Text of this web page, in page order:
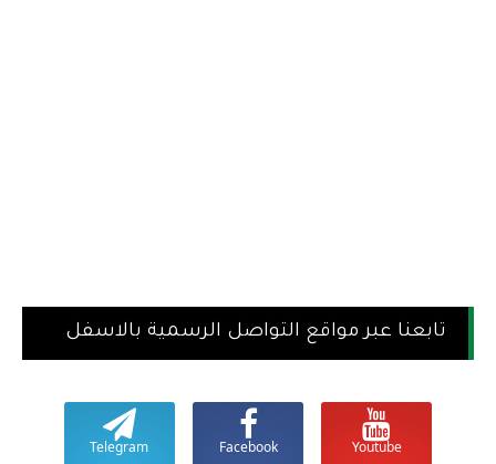
تابعنا عبر مواقع التواصل الرسمية بالاسفل
Youtube
Facebook
Telegram